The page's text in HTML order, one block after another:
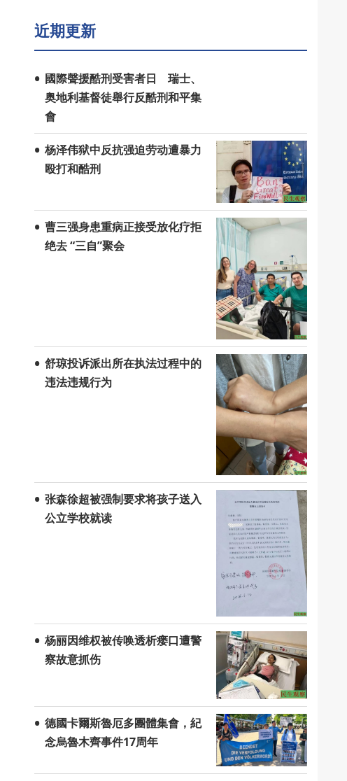
近期更新
國際聲援酷刑受害者日 瑞士、
奥地利基督徒舉行反酷刑和平集
會
杨泽伟狱中反抗强迫劳动遭暴力
殴打和酷刑
曹三强身患重病正接受放化疗拒
绝去 “三自”聚会
舒琼投诉派出所在执法过程中的
违法违规行为
张森徐超被强制要求将孩子送入
公立学校就读
杨丽因维权被传唤透析瘘口遭警
察故意抓伤
德國卡爾斯魯厄多團體集會，紀
念烏魯木齊事件17周年